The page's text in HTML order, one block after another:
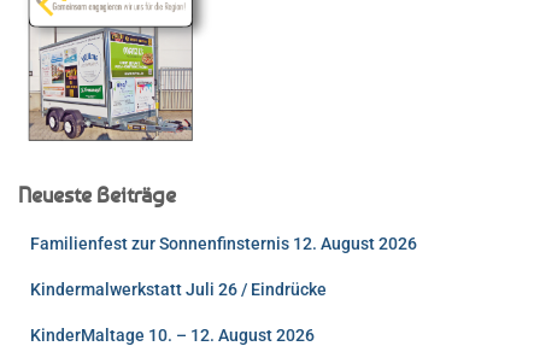
Neueste Beiträge
Familienfest zur Sonnenfinsternis 12. August 2026
Kindermalwerkstatt Juli 26 / Eindrücke
KinderMaltage 10. – 12. August 2026